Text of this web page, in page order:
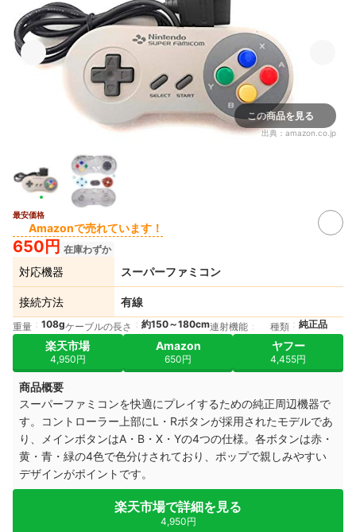
この商品を見る
出典： amazon.co.jp
最安価格
Amazonで売れています！
650円 在庫わずか
対応機器 スーパーファミコン
接続方法 有線
重量 108gケーブルの長さ 約150～180cm連射機能 種類 純正品
楽天市場
4,950円
Amazon
650円
ヤフー
4,455円
商品概要
スーパーファミコンを快適にプレイするための純正周辺機器で
す。コントローラー上部にL・Rボタンが採用されたモデルであ
り、メインボタンはA・B・X・Yの4つの仕様。各ボタンは赤・
黄・青・緑の4色で色分けされており、ポップで親しみやすい
デザインがポイントです。
楽天市場で詳細を見る
4,950円